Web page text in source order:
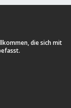
die sich mit